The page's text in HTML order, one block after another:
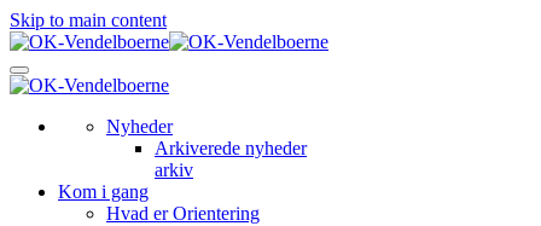
Skip to main content
Nyheder
Arkiverede nyheder
arkiv
Kom i gang
Hvad er Orientering